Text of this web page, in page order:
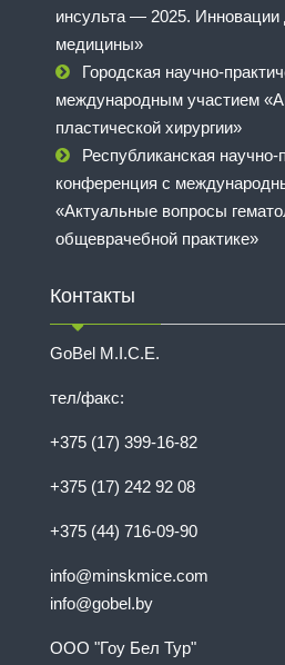
инсульта — 2025. Инновации
медицины»
Городская научно-
международным участием
пластической хирургии»
Республиканская научно-
конференция с
«Актуальные вопросы
общеврачебной практике»
Контакты
GoBel M.I.C.E.
тел/факс:
+375 (17) 399-16-82
+375 (17) 242 92 08
+375 (44) 716-09-90
info@minskmice.com
info@gobel.by
ООО "Гоу Бел Тур"